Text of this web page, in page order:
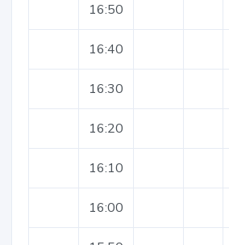
16:50
16:40
16:30
16:20
16:10
16:00